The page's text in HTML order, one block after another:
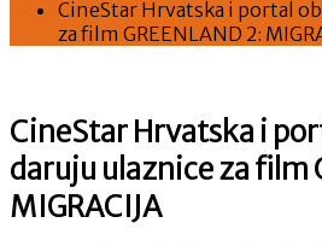
CineStar Hrvatska i portal
za film GREENLAND 2:
CineStar Hrvatska i
daruju ulaznice za film
MIGRACIJA